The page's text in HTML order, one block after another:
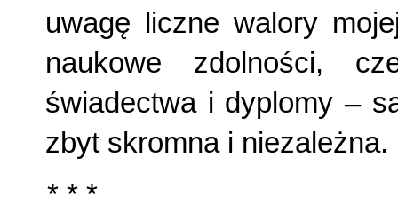
uwagę liczne walory
naukowe zdolności,
świadectwa i dyplomy –
zbyt skromna i niezależna.